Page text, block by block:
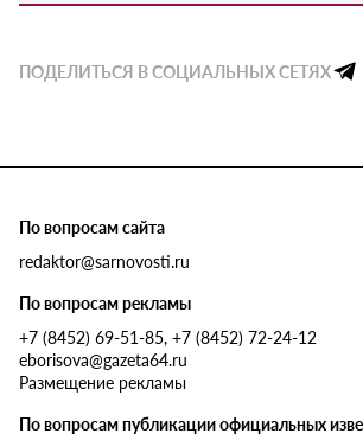
ПОДЕЛИТЬСЯ В СОЦИАЛЬНЫХ СЕТЯХ
По вопросам сайта
redaktor@sarnovosti.ru
По вопросам рекламы
+7 (8452) 69-51-85, +7 (8452) 72-24-12
eborisova@gazeta64.ru
Размещение рекламы
По вопросам публикации официальных